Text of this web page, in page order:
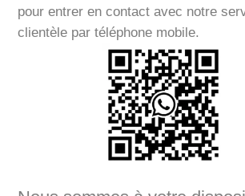
pour entrer en contact avec notre
clientèle par téléphone mobile.